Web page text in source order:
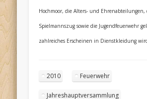
Hochmoor, die Alters- und Ehrenabteilungen,
Spielmannszug sowie die Jugendfeuerwehr
zahlreiches Erscheinen in Dienstkleidung
2010 Feuerwehr
Jahreshauptversammlung